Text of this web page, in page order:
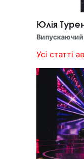
Юлія
Усі статті